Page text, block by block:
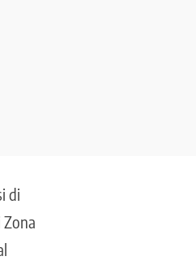
di
Zona